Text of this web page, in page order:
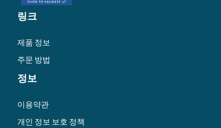
링크
제품 정보
주문 방법
정보
이용약관
개인 정보 보호 정책